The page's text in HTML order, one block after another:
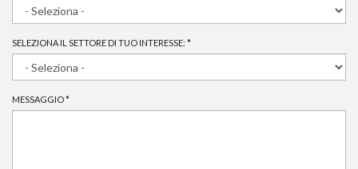
SELEZIONA IL SETTORE DI TUO INTERESSE: *
MESSAGGIO*